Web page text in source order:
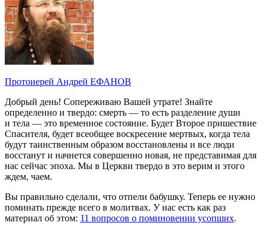
Протоиерей Андрей ЕФАНОВ
Добрый день! Сопереживаю Вашей утрате! Знайте
определенно и твердо: смерть — то есть разделение души
и тела — это временное состояние. Будет Второе пришествие
Спасителя, будет всеобщее воскресение мертвых, когда тела
будут таинственным образом восстановлены и все люди
восстанут и начнется совершенно новая, не представимая для
нас сейчас эпоха. Мы в Церкви твердо в это верим и этого
ждем, чаем.
Вы правильно сделали, что отпели бабушку. Теперь ее нужно
поминать прежде всего в молитвах. У нас есть как раз
материал об этом: 11 вопросов о поминовении усопших.